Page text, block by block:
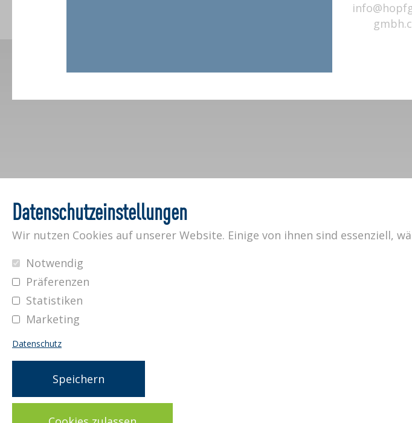
Datenschutz AGB
Datenschutzeinstellungen
Wir nutzen Cookies auf unserer Website. Einige von ihnen sind essenziell,
Notwendig
Präferenzen
Statistiken
Marketing
Datenschutz
Speichern